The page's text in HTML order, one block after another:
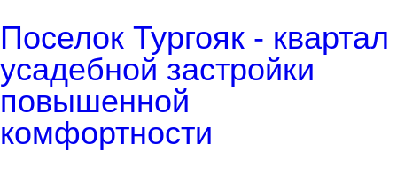
Поселок Тургояк - квартал
усадебной застройки
повышенной
комфортности